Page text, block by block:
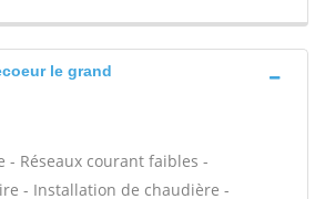
le grand
- Réseaux courant faibles -
- Installation de chaudière -